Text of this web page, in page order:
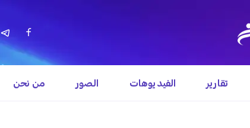
تقارير الفيديوهات الصور من نحن